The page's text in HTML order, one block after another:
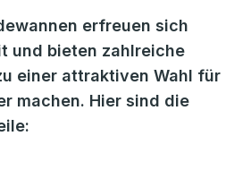
erfreuen sich
und bieten zahlreiche
einer attraktiven Wahl für
machen. Hier sind die